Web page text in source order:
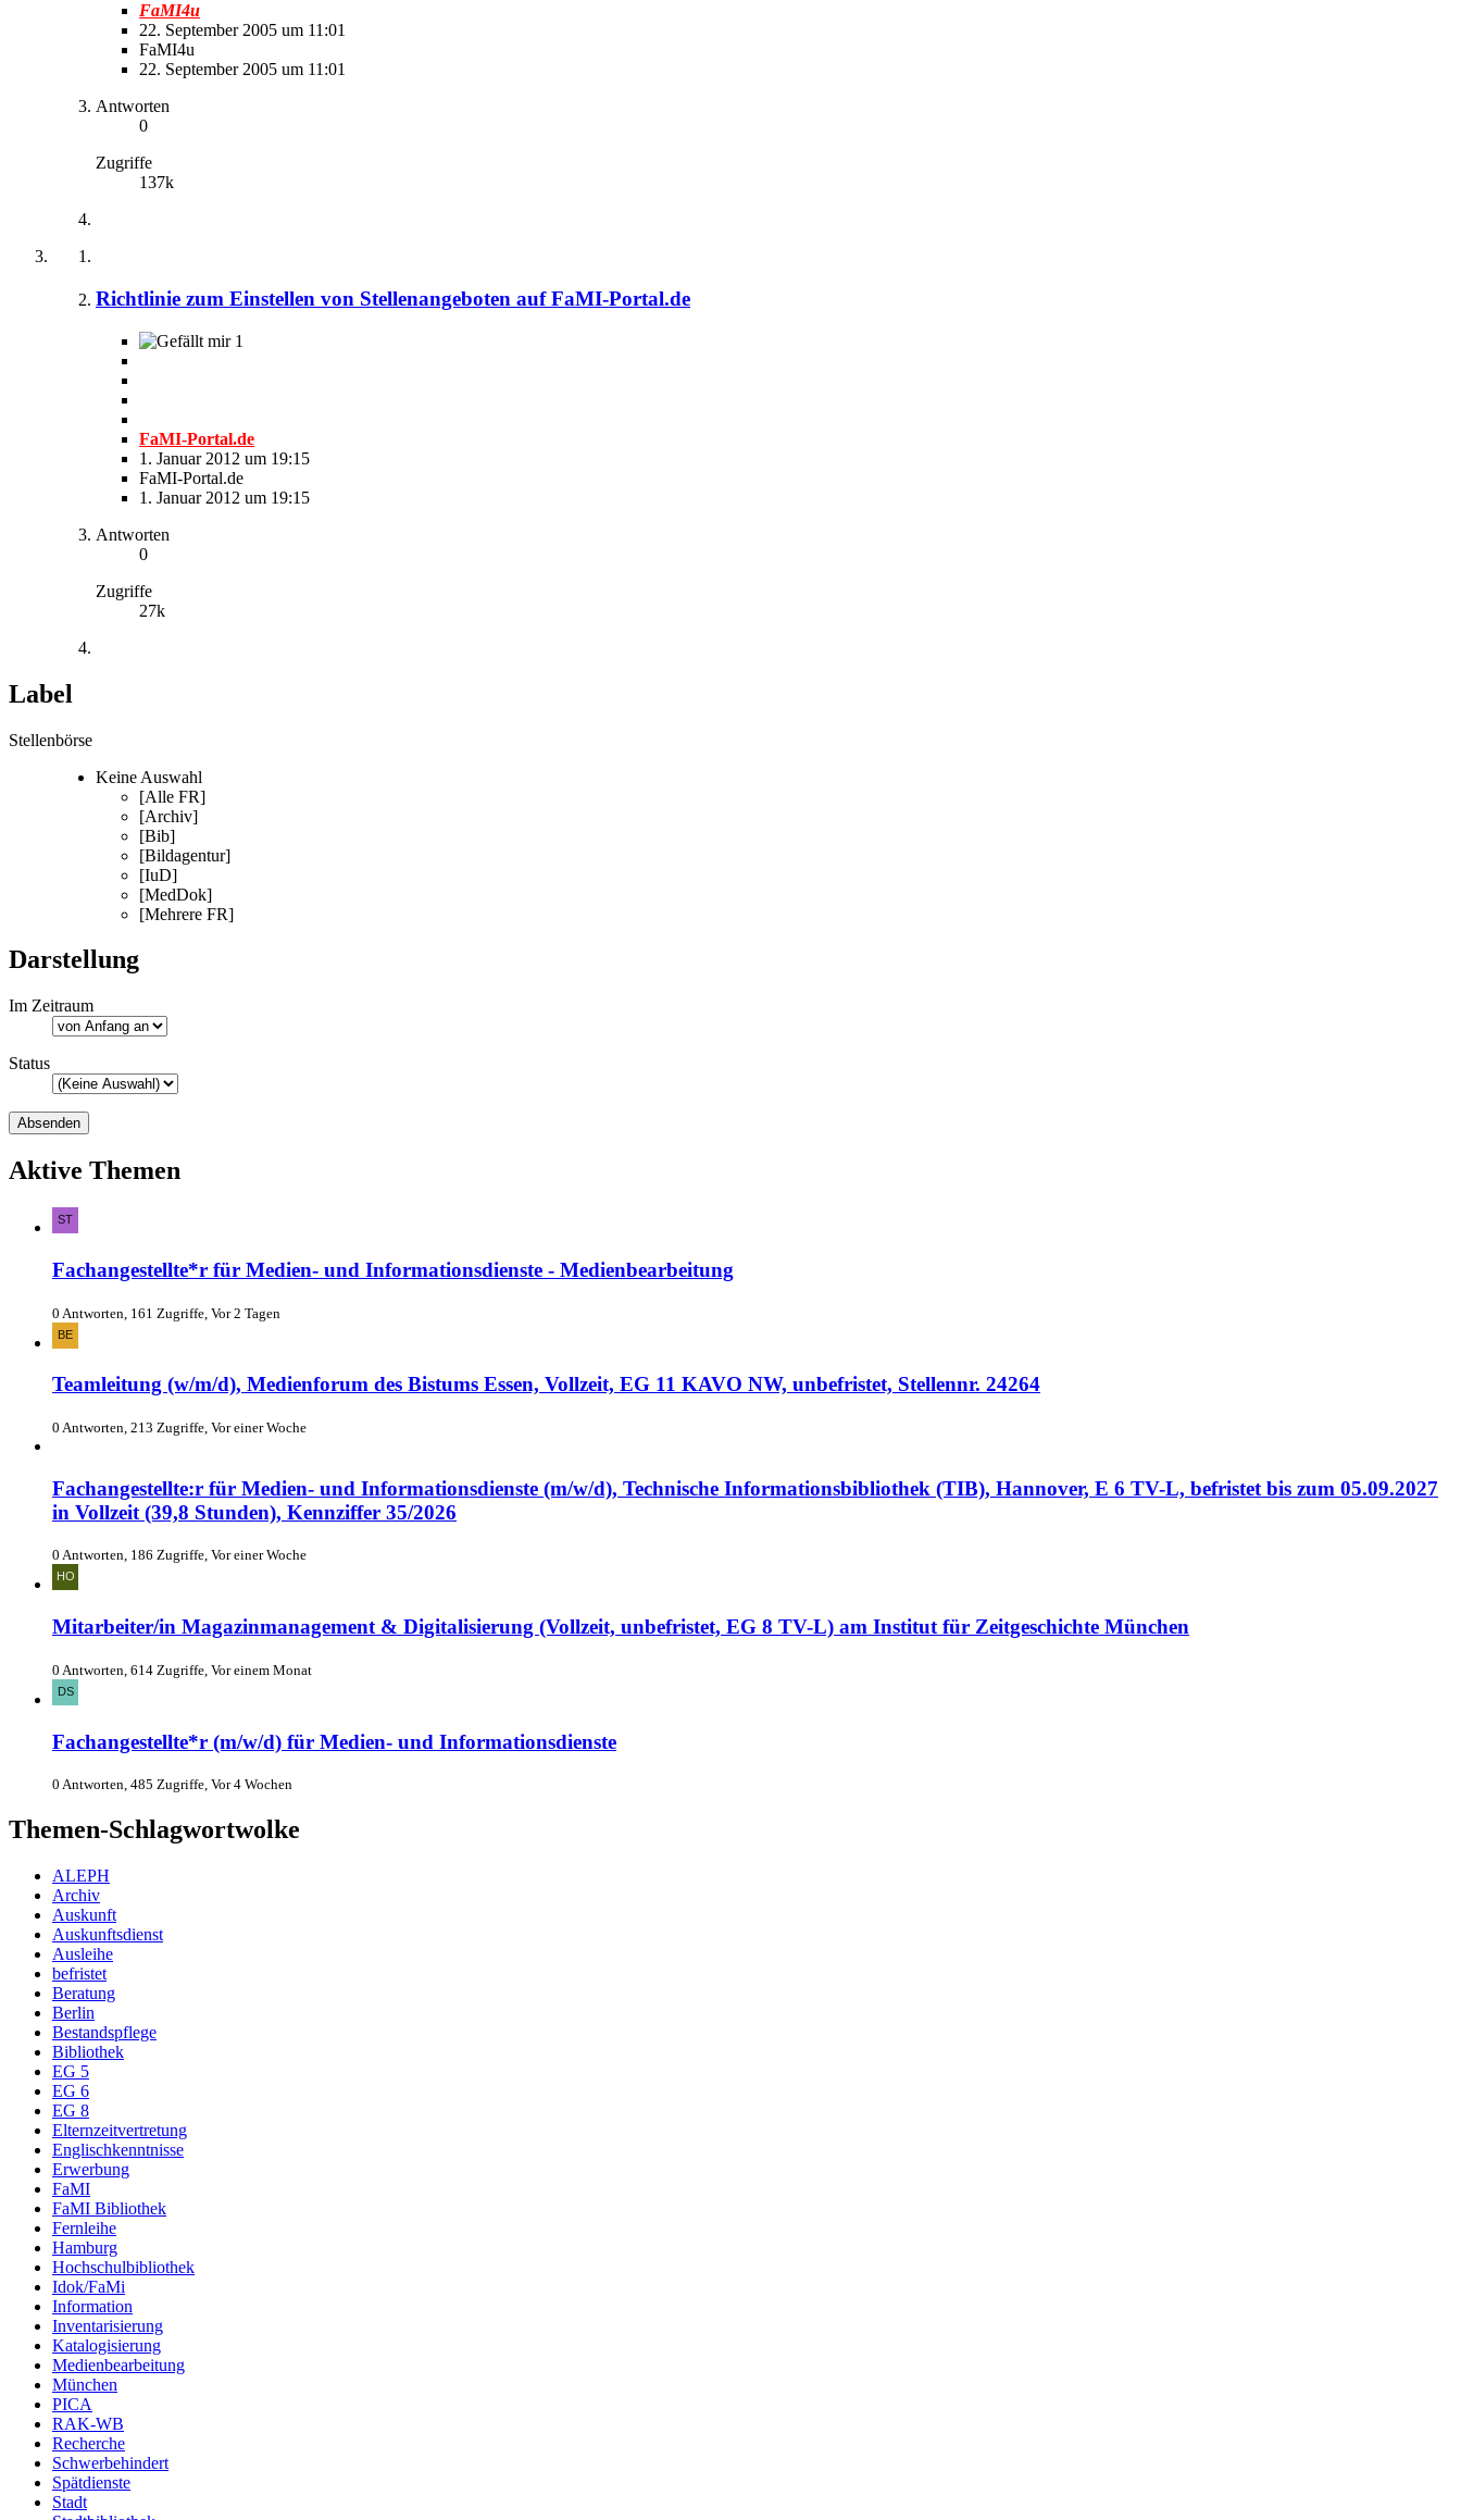
FaMI4u
22. September 2005 um 11:01
FaMI4u
22. September 2005 um 11:01
Antworten
0
Zugriffe
137k
Richtlinie zum Einstellen von Stellenangeboten auf FaMI-Portal.de
1
FaMI-Portal.de
1. Januar 2012 um 19:15
FaMI-Portal.de
1. Januar 2012 um 19:15
Antworten
0
Zugriffe
27k
Label
Stellenbörse
Keine Auswahl
[Alle FR]
[Archiv]
[Bib]
[Bildagentur]
[IuD]
[MedDok]
[Mehrere FR]
Darstellung
Im Zeitraum
Status
Aktive Themen
Fachangestellte*r für Medien- und Informationsdienste - Medienbearbeitung
0 Antworten, 161 Zugriffe, Vor 2 Tagen
Teamleitung (w/m/d), Medienforum des Bistums Essen, Vollzeit, EG 11 KAVO NW, unbefristet, Stellennr. 24264
0 Antworten, 213 Zugriffe, Vor einer Woche
Fachangestellte:r für Medien- und Informationsdienste (m/w/d), Technische Informationsbibliothek (TIB), Hannover, E 6 TV-L, befristet bis zum 05.09.2027
in Vollzeit (39,8 Stunden), Kennziffer 35/2026
0 Antworten, 186 Zugriffe, Vor einer Woche
Mitarbeiter/in Magazinmanagement & Digitalisierung (Vollzeit, unbefristet, EG 8 TV-L) am Institut für Zeitgeschichte München
0 Antworten, 614 Zugriffe, Vor einem Monat
Fachangestellte*r (m/w/d) für Medien- und Informationsdienste
0 Antworten, 485 Zugriffe, Vor 4 Wochen
Themen-Schlagwortwolke
ALEPH
Archiv
Auskunft
Auskunftsdienst
Ausleihe
befristet
Beratung
Berlin
Bestandspflege
Bibliothek
EG 5
EG 6
EG 8
Elternzeitvertretung
Englischkenntnisse
Erwerbung
FaMI
FaMI Bibliothek
Fernleihe
Hamburg
Hochschulbibliothek
Idok/FaMi
Information
Inventarisierung
Katalogisierung
Medienbearbeitung
München
PICA
RAK-WB
Recherche
Schwerbehindert
Spätdienste
Stadt